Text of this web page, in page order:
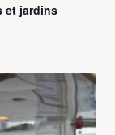
et jardins